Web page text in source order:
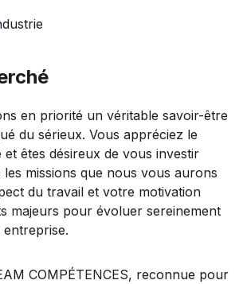
en priorité un véritable savoir-être
du sérieux. Vous appréciez le
et êtes désireux de vous investir
les missions que nous vous aurons
du travail et votre motivation
majeurs pour évoluer sereinement
COMPÉTENCES, reconnue pour